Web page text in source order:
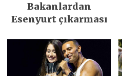
Bakanlardan
Esenyurt çıkarması